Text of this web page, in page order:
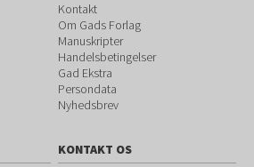
Kontakt
Om Gads Forlag
Manuskripter
Handelsbetingelser
Gad Ekstra
Persondata
Nyhedsbrev
KONTAKT OS